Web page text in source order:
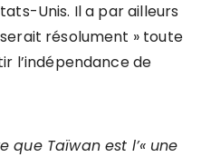
Unis. Il a par ailleurs
résolument » toute
l’indépendance de
que Taïwan est l’« une